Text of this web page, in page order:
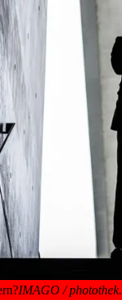
IMAGO / photothek.